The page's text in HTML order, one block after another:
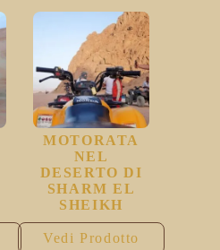
MOTORATA
NEL
DESERTO DI
SHARM EL
SHEIKH
Vedi Prodotto